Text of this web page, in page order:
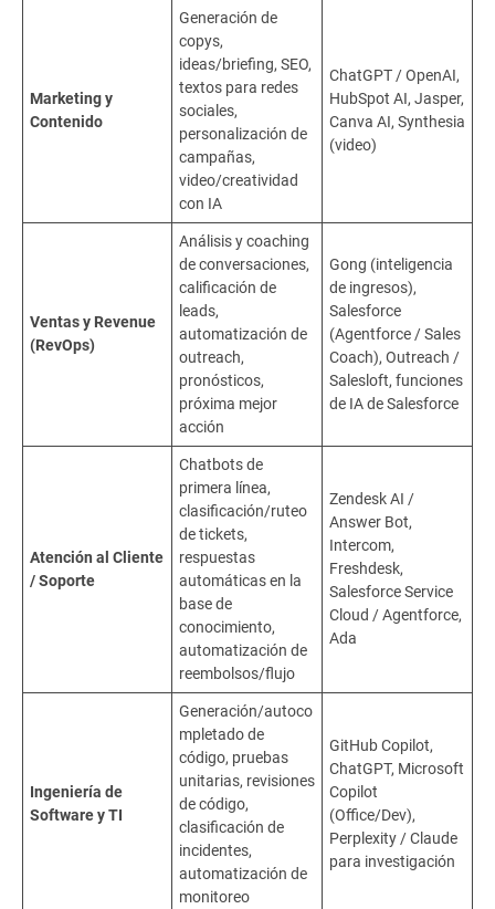
Marketing y
Contenido
Generación de
copys,
ideas/briefing, SEO,
textos para redes
sociales,
personalización de
campañas,
video/creatividad
con IA
ChatGPT / OpenAI,
HubSpot AI, Jasper,
Canva AI, Synthesia
(video)
Ventas y Revenue
(RevOps)
Análisis y coaching
de conversaciones,
calificación de
leads,
automatización de
outreach,
pronósticos,
próxima mejor
acción
Gong (inteligencia
de ingresos),
Salesforce
(Agentforce / Sales
Coach), Outreach /
Salesloft, funciones
de IA de Salesforce
Atención al Cliente
/ Soporte
Chatbots de
primera línea,
clasificación/ruteo
de tickets,
respuestas
automáticas en la
base de
conocimiento,
automatización de
reembolsos/flujo
Zendesk AI /
Answer Bot,
Intercom,
Freshdesk,
Salesforce Service
Cloud / Agentforce,
Ada
Ingeniería de
Software y TI
Generación/autoco
mpletado de
código, pruebas
unitarias, revisiones
de código,
clasificación de
incidentes,
automatización de
monitoreo
GitHub Copilot,
ChatGPT, Microsoft
Copilot
(Office/Dev),
Perplexity / Claude
para investigación